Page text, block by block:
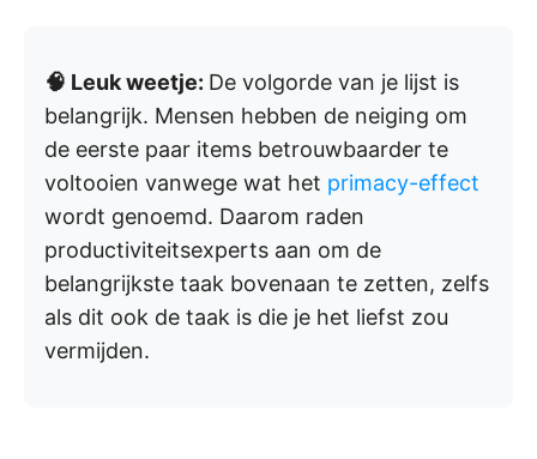
🧠 Leuk weetje: De volgorde van je lijst is
belangrijk. Mensen hebben de neiging om
de eerste paar items betrouwbaarder te
voltooien vanwege wat het primacy-effect
wordt genoemd. Daarom raden
productiviteitsexperts aan om de
belangrijkste taak bovenaan te zetten, zelfs
als dit ook de taak is die je het liefst zou
vermijden.